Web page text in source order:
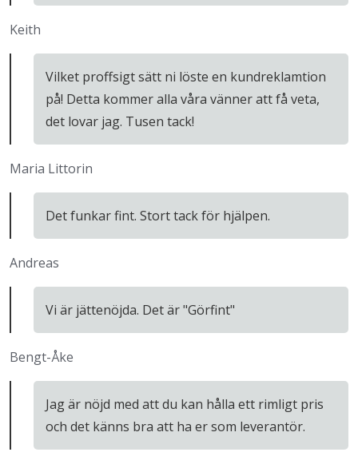
Keith
Vilket proffsigt sätt ni löste en kundreklamtion
på! Detta kommer alla våra vänner att få veta,
det lovar jag. Tusen tack!
Maria Littorin
Det funkar fint. Stort tack för hjälpen.
Andreas
Vi är jättenöjda. Det är "Görfint"
Bengt-Åke
Jag är nöjd med att du kan hålla ett rimligt pris
och det känns bra att ha er som leverantör.